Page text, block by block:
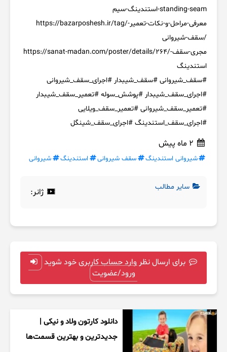
استندینگ-سیم-standing-seam
https://bazarposhesh.ir/tag/معرفی-مراحل-و-نکات-تعمیر-
سقف-شیروانی/
https://sanat-madan.com/poster/details/264/مجری-سقف-
استندینگ
#سقف_شیروانی #سقف_شیبدار #اجرای_سقف_شیروانی
#اجرای_سقف_شیبدار #پوشش_سوله #تعمیر_سقف_شیبدار
#تعمیر_سقف_شیروانی #تعمیر_سقف_ویلایی
#اجرای_سقف_استندینگ #اجرای_سقف_شینگل
شیروانی استندینگ سقف شیروانی استندینگ شیروانی
سایر مطالب ژانر:
برای ارسال نظر وارد حساب کاربری خود شوید
ورود/عضویت
دانلود کارتون ولاد و نیکی |
جدیدترین و بهترین قسمت‌ها